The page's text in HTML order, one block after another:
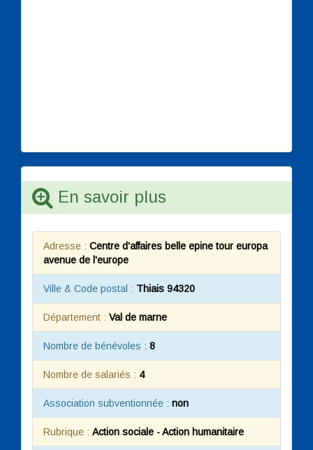
- Ménage-repassage
- Collecte et livraison de linge repassé
- Préparation de repas
En savoir plus
Adresse : Centre d'affaires belle epine tour europa
avenue de l'europe
Ville & Code postal : Thiais 94320
Département : Val de marne
Nombre de bénévoles : 8
Nombre de salariés : 4
Association subventionnée : non
Rubrique : Action sociale - Action humanitaire